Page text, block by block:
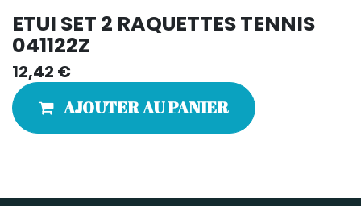
ETUI SET 2 RAQUETTES TENNIS
041122Z
12,42 €
AJOUTER AU PANIER